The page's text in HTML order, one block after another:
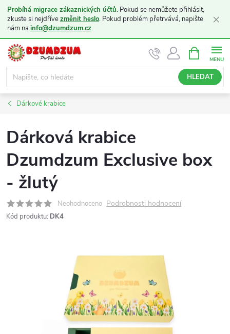
Probíhá migrace zákaznických účtů. Pokud se nemůžete přihlásit,
zkuste si nejdřívezměnit heslo. Pokud problém přetrvává, napište
nám na info@dzumdzum.cz.
×
Přejít
obsah
HLEDAT
NÁKUPNÍ
KOŠÍK
Dárkové krabice
Dárková krabice
Dzumdzum Exclusive box
- žlutý
Neohodnoceno Podrobnosti hodnocení
Kód produktu: DK4